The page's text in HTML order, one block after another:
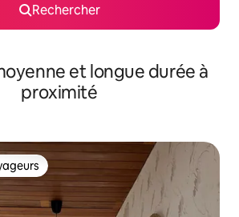
Rechercher
et longue durée à
proximité